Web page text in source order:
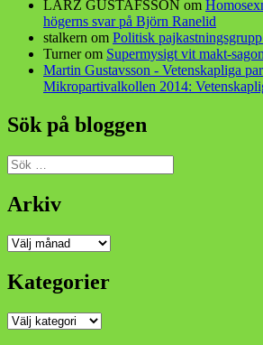
LARZ GUSTAFSSON om
högerns svar på Björn Ranelid
stalkern om Politisk
Turnerom Supermysigt vit makt-
Martin Gustavsson - Vetenskapliga
Mikropartivalkollen 2014:
Sök på bloggen
Sök
efter:
Arkiv
Arkiv
Kategorier
Kategorier